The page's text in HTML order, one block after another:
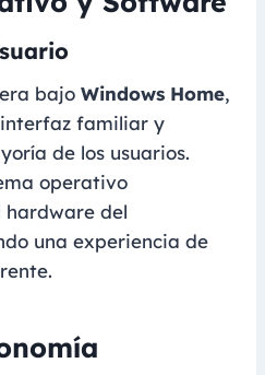
bajo Windows Home,
familiar y
de los usuarios.
operativo
hardware del
una experiencia de